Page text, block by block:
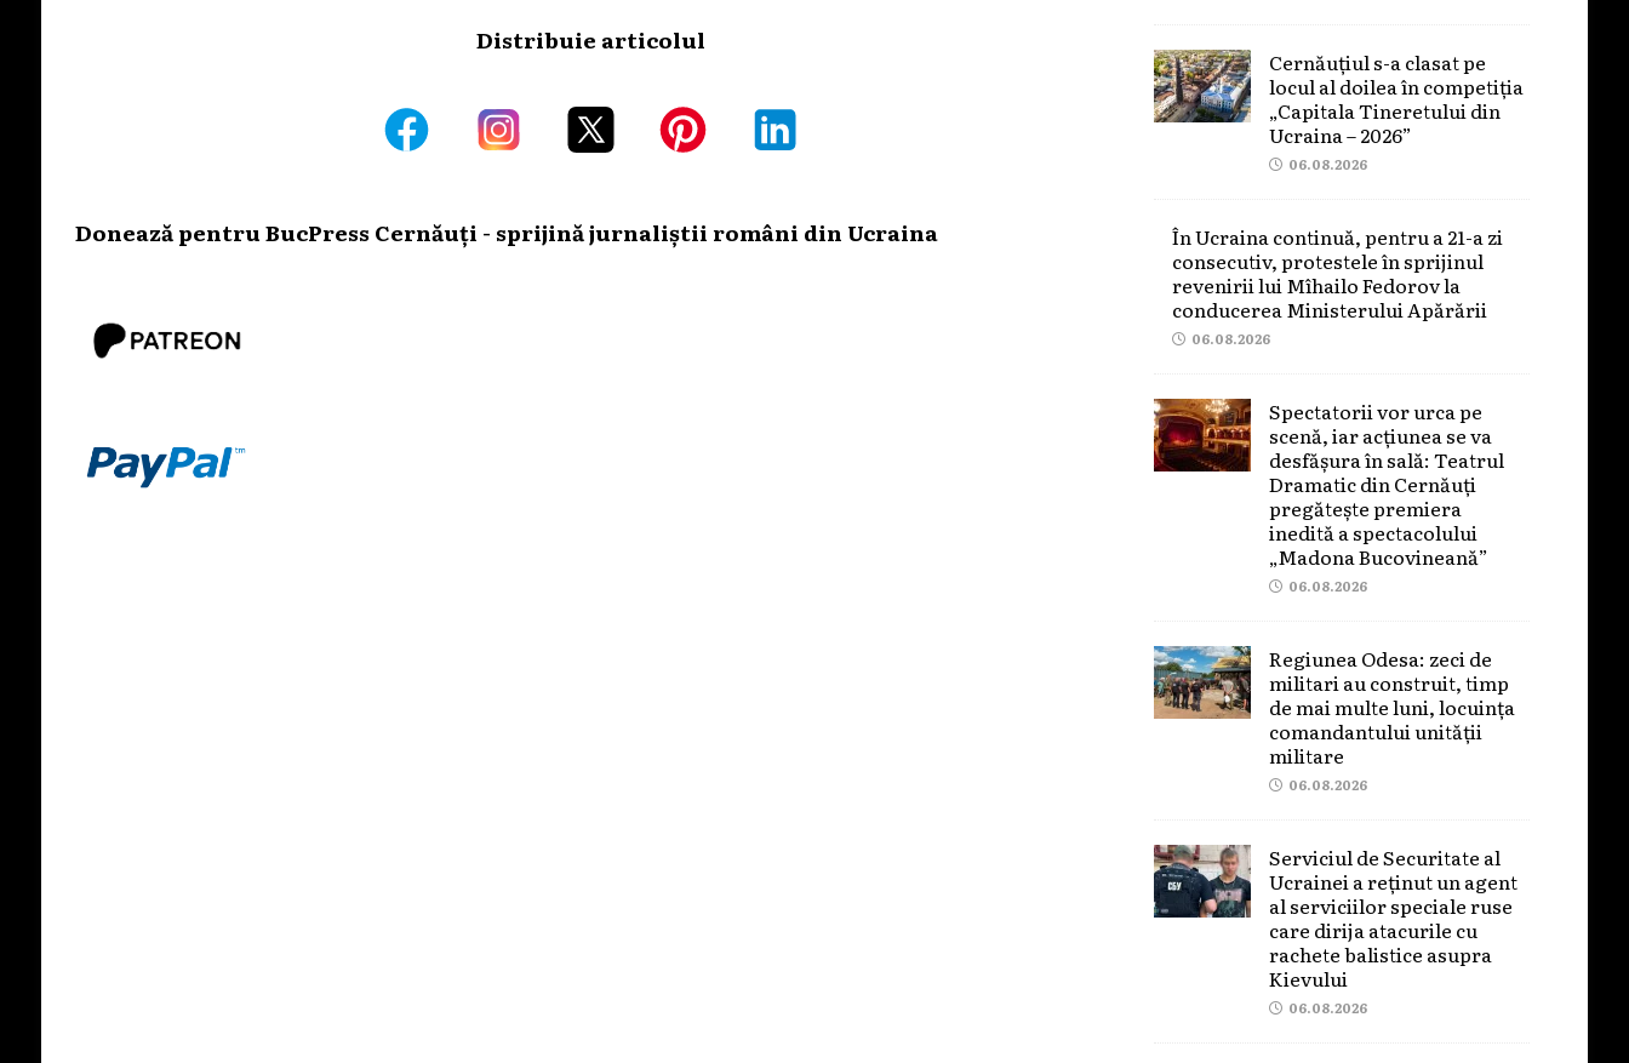
Distribuie articolul
Donează pentru BucPress Cernăuți - sprijină jurnaliștii români din Ucraina
Cernăuțiul s-a clasat pe
locul al doilea în competiția
„Capitala Tineretului din
Ucraina – 2026”
06.08.2026
În Ucraina continuă, pentru a 21-a zi
consecutiv, protestele în sprijinul
revenirii lui Mîhailo Fedorov la
conducerea Ministerului Apărării
06.08.2026
Spectatorii vor urca pe
scenă, iar acțiunea se va
desfășura în sală: Teatrul
Dramatic din Cernăuți
pregătește premiera
inedită a spectacolului
„Madona Bucovineană”
06.08.2026
Regiunea Odesa: zeci de
militari au construit, timp
de mai multe luni, locuința
comandantului unității
militare
06.08.2026
Serviciul de Securitate al
Ucrainei a reținut un agent
al serviciilor speciale ruse
care dirija atacurile cu
rachete balistice asupra
Kievului
06.08.2026